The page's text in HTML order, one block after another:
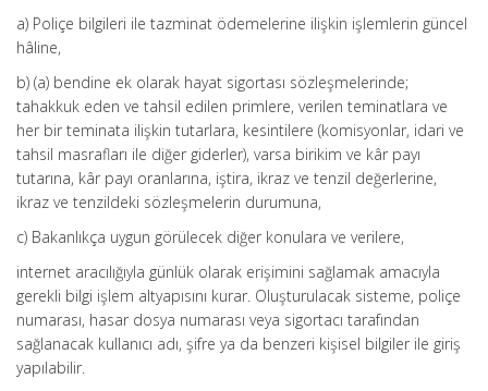
a) Poliçe bilgileri ile tazminat ödemelerine ilişkin işlemlerin güncel
hâline,
b) (a) bendine ek olarak hayat sigortası sözleşmelerinde;
tahakkuk eden ve tahsil edilen primlere, verilen teminatlara ve
her bir teminata ilişkin tutarlara, kesintilere (komisyonlar, idari ve
tahsil masrafları ile diğer giderler), varsa birikim ve kâr payı
tutarına, kâr payı oranlarına, iştira, ikraz ve tenzil değerlerine,
ikraz ve tenzildeki sözleşmelerin durumuna,
c) Bakanlıkça uygun görülecek diğer konulara ve verilere,
internet aracılığıyla günlük olarak erişimini sağlamak amacıyla
gerekli bilgi işlem altyapısını kurar. Oluşturulacak sisteme, poliçe
numarası, hasar dosya numarası veya sigortacı tarafından
sağlanacak kullanıcı adı, şifre ya da benzeri kişisel bilgiler ile giriş
yapılabilir.